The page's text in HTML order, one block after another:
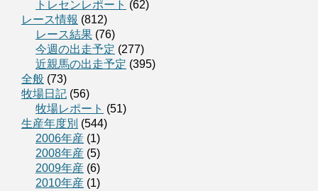
トレセンレポート (62)
レース情報 (812)
レース結果 (76)
今週の出走予定 (277)
近親馬の出走予定 (395)
全般 (73)
牧場日記 (56)
牧場レポート (51)
生産年度別 (544)
2006年産 (1)
2008年産 (5)
2009年産 (6)
2010年産 (1)